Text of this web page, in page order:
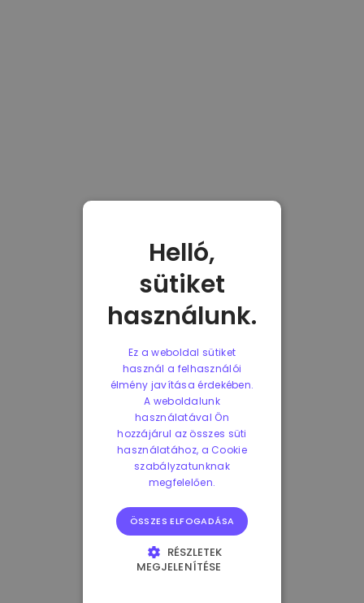
Helló,
sütiket
használunk.
Ez a weboldal sütiket
használ a felhasználói
élmény javítása érdekében.
A weboldalunk
használatával Ön
hozzájárul az összes süti
használatához, a Cookie
szabályzatunknak
megfelelően.
ÖSSZES ELFOGADÁSA
RÉSZLETEK
MEGJELENÍTÉSE